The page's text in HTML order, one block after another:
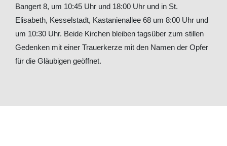
Bangert 8, um 10:45 Uhr und 18:00 Uhr und in St.
Elisabeth, Kesselstadt, Kastanienallee 68 um 8:00 Uhr und
um 10:30 Uhr. Beide Kirchen bleiben tagsüber zum stillen
Gedenken mit einer Trauerkerze mit den Namen der Opfer
für die Gläubigen geöffnet.